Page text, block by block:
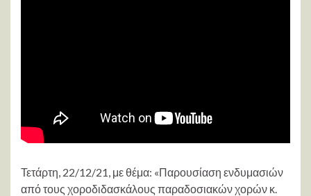
Τετάρτη, 22/12/21, με θέμα: «Παρουσίαση ενδυμασιών
από τους χοροδιδασκάλους παραδοσιακών χορών κ.